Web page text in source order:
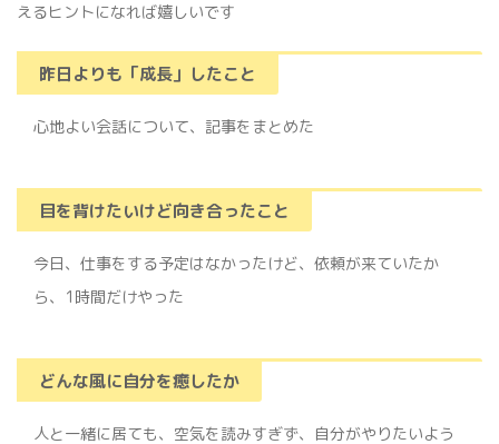
えるヒントになれば嬉しいです
昨日よりも「成長」したこと
心地よい会話について、記事をまとめた
目を背けたいけど向き合ったこと
今日、仕事をする予定はなかったけど、依頼が来ていたか
ら、1時間だけやった
どんな風に自分を癒したか
人と一緒に居ても、空気を読みすぎず、自分がやりたいよう